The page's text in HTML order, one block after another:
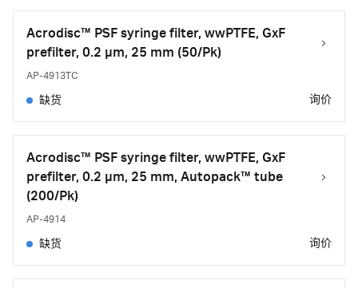
Acrodisc™ PSF syringe filter, wwPTFE, GxF
prefilter, 0.2 µm, 25 mm (50/Pk)
AP-4913TC
缺货 询价
Acrodisc™ PSF syringe filter, wwPTFE, GxF
prefilter, 0.2 µm, 25 mm, Autopack™ tube
(200/Pk)
AP-4914
缺货 询价